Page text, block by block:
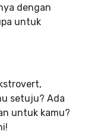
dengan
untuk
setuju? Ada
untuk kamu?